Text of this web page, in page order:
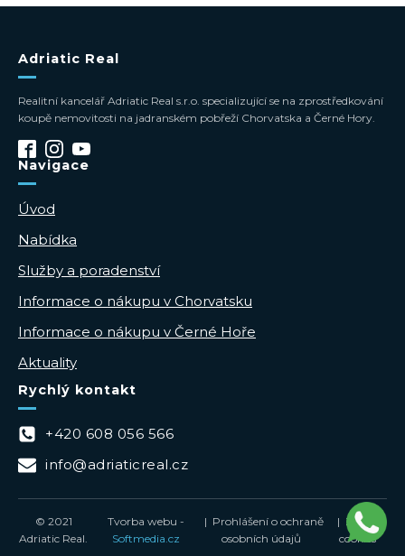
Adriatic Real
Realitní kancelář Adriatic Real s.r.o. specializující se na zprostředkování
koupě nemovitosti na jadranském pobřeží Chorvatska a Černé Hory.
Navigace
Úvod
Nabídka
Služby a poradenství
Informace o nákupu v Chorvatsku
Informace o nákupu v Černé Hoře
Aktuality
Rychlý kontakt
+420 608 056 566
info@adriaticreal.cz
© 2021
Adriatic Real.
Tvorba webu -
Softmedia.cz
| Prohlášení o ochraně
osobních údajů
| Zásady
cookies